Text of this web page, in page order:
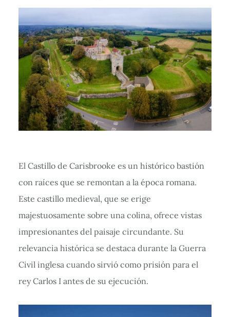
El Castillo de Carisbrooke es un histórico bastión
con raíces que se remontan a la época romana.
Este castillo medieval, que se erige
majestuosamente sobre una colina, ofrece vistas
impresionantes del paisaje circundante. Su
relevancia histórica se destaca durante la Guerra
Civil inglesa cuando sirvió como prisión para el
rey Carlos I antes de su ejecución.